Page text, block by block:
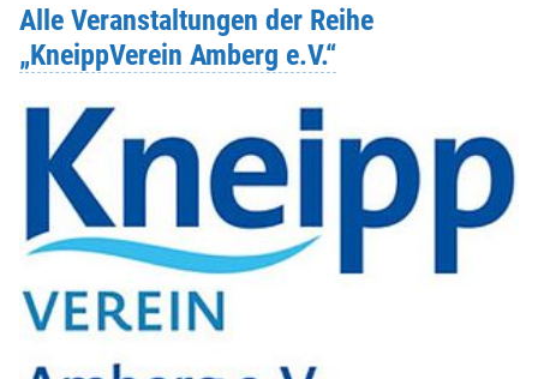
Alle Veranstaltungen der Reihe
„KneippVerein Amberg e.V.“